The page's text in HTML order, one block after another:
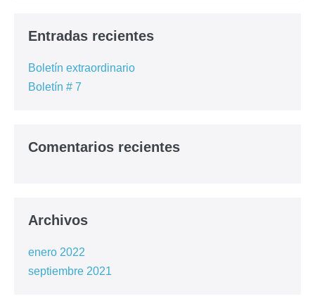
Entradas recientes
Boletín extraordinario
Boletín # 7
Comentarios recientes
Archivos
enero 2022
septiembre 2021